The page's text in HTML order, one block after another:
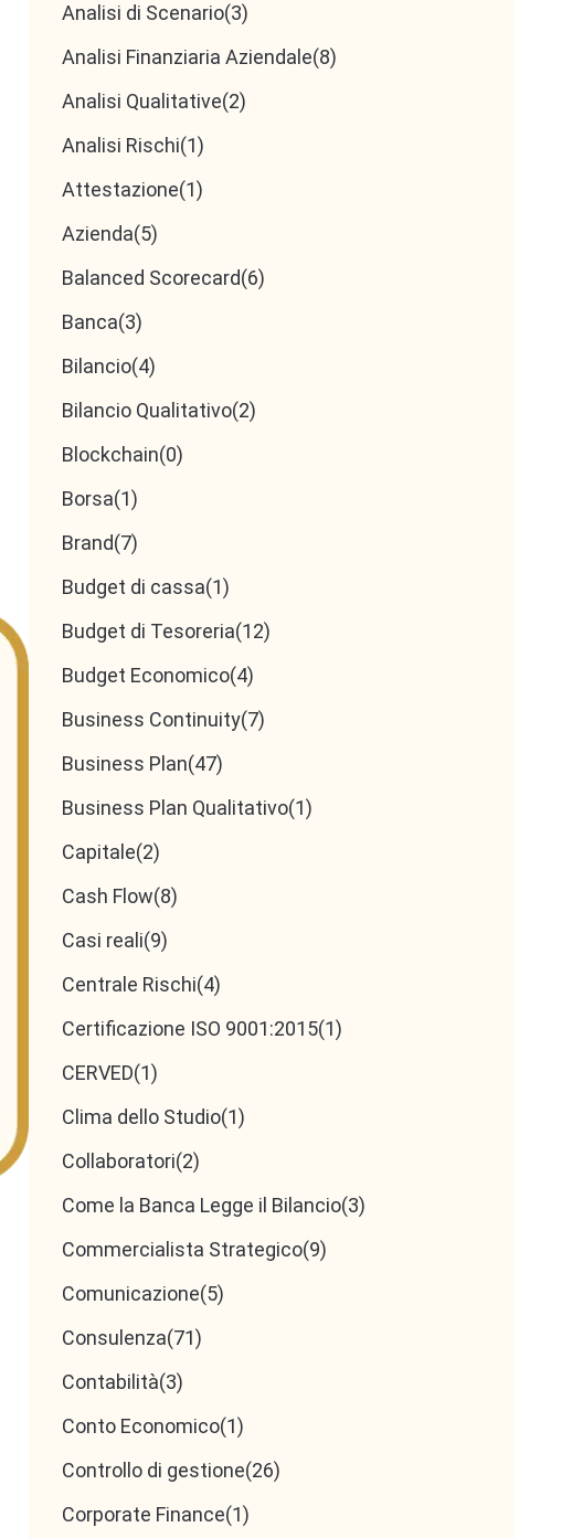
Analisi di Scenario(3)
Analisi Finanziaria Aziendale(8)
Analisi Qualitative(2)
Analisi Rischi(1)
Attestazione(1)
Azienda(5)
Balanced Scorecard(6)
Banca(3)
Bilancio(4)
Bilancio Qualitativo(2)
Blockchain(0)
Borsa(1)
Brand(7)
Budget di cassa(1)
Budget di Tesoreria(12)
Budget Economico(4)
Business Continuity(7)
Business Plan(47)
Business Plan Qualitativo(1)
Capitale(2)
Cash Flow(8)
Casi reali(9)
Centrale Rischi(4)
Certificazione ISO 9001:2015(1)
CERVED(1)
Clima dello Studio(1)
Collaboratori(2)
Come la Banca Legge il Bilancio(3)
Commercialista Strategico(9)
Comunicazione(5)
Consulenza(71)
Contabilità(3)
Conto Economico(1)
Controllo di gestione(26)
Corporate Finance(1)